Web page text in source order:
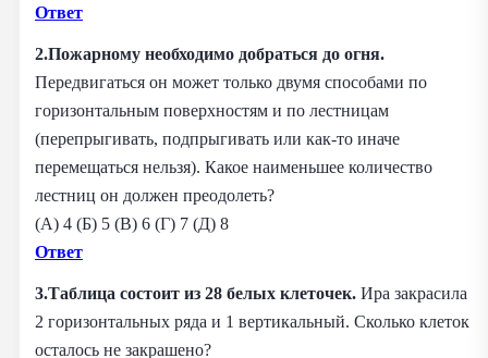
Ответ
2.Пожарному необходимо добраться до огня.
Передвигаться он может только двумя способами по
горизонтальным поверхностям и по лестницам
(перепрыгивать, подпрыгивать или как-то иначе
перемещаться нельзя). Какое наименьшее количество
лестниц он должен преодолеть?
(А) 4 (Б) 5 (В) 6 (Г) 7 (Д) 8
Ответ
3.Таблица состоит из 28 белых клеточек. Ира закрасила
2 горизонтальных ряда и 1 вертикальный. Сколько клеток
осталось не закрашено?